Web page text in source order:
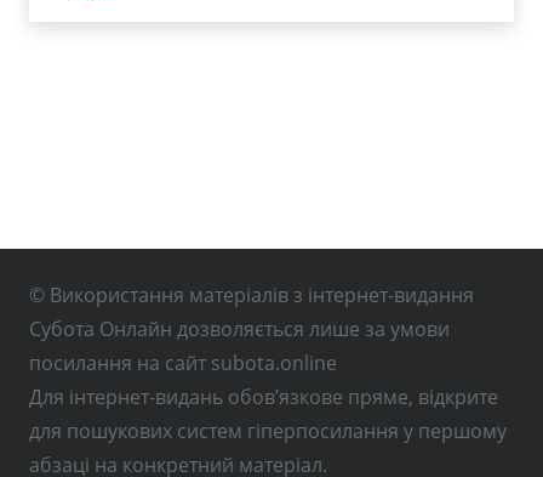
© Використання матеріалів з інтернет-видання
Субота Онлайн дозволяється лише за умови
посилання на сайт subota.online
Для інтернет-видань обов’язкове пряме, відкрите
для пошукових систем гіперпосилання у першому
абзаці на конкретний матеріал.